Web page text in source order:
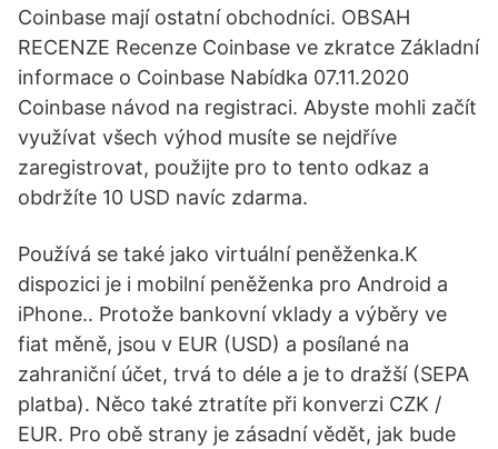
Coinbase mají ostatní obchodníci. OBSAH
RECENZE Recenze Coinbase ve zkratce Základní
informace o Coinbase Nabídka 07.11.2020
Coinbase návod na registraci. Abyste mohli začít
využívat všech výhod musíte se nejdříve
zaregistrovat, použijte pro to tento odkaz a
obdržíte 10 USD navíc zdarma.
Používá se také jako virtuální peněženka.K
dispozici je i mobilní peněženka pro Android a
iPhone.. Protože bankovní vklady a výběry ve
fiat měně, jsou v EUR (USD) a posílané na
zahraniční účet, trvá to déle a je to dražší (SEPA
platba). Něco také ztratíte při konverzi CZK /
EUR. Pro obě strany je zásadní vědět, jak bude